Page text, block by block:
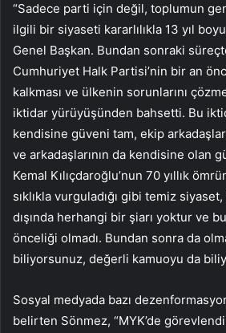
“Sadece parti için değil, toplumun
ilgili bir siyaseti kararlılıkla 13 yıl
Genel Başkan. Bundan sonraki
Cumhuriyet Halk Partisi’nin bir an
kalkması ve ülkenin sorunlarını
iktidar yürüyüşünden bahsetti. Bu
kendisine güveni tam, ekip
ve arkadaşlarının da kendisine olan
Kemal Kılıçdaroğlu’nun 70 yıllık
sıklıkla vurguladığı gibi temiz
dışında herhangi bir şiarı yoktur ve
önceliği olmadı. Bundan sonra da
biliyorsunuz, değerli kamuoyu da
Sosyal medyada bazı
belirten Sönmez, “MYK’de